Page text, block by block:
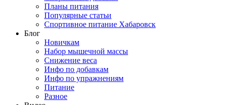
Планы питания
Популярные статьи
Спортивное питание Хабаровск
Блог
Новичкам
Набор мышечной массы
Снижение веса
Инфо по добавкам
Инфо по упражнениям
Питание
Разное